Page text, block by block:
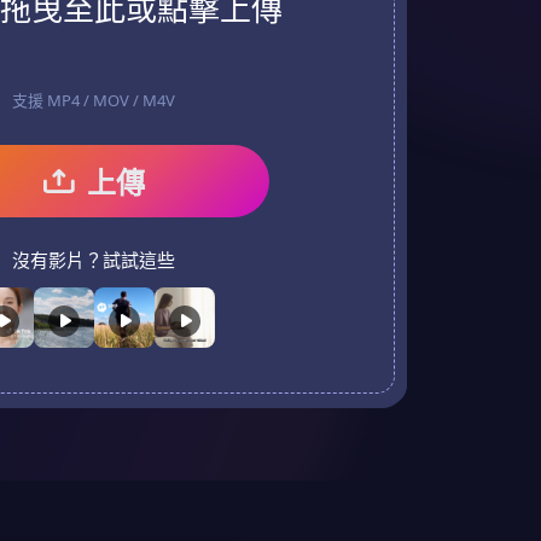
支援 MP4 / MOV / M4V
上傳
沒有影片？試試這些